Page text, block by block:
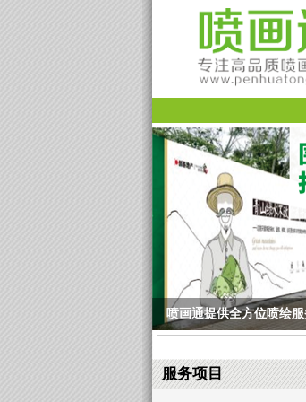
喷画通，广告展板制作
服务项目